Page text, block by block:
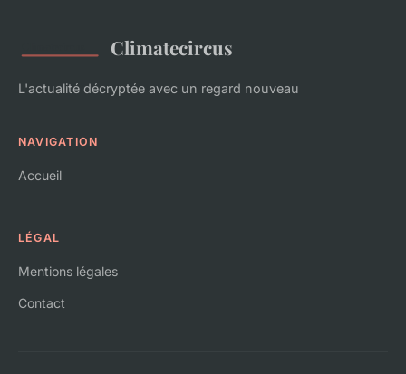
Climatecircus
L'actualité décryptée avec un regard nouveau
NAVIGATION
Accueil
LÉGAL
Mentions légales
Contact